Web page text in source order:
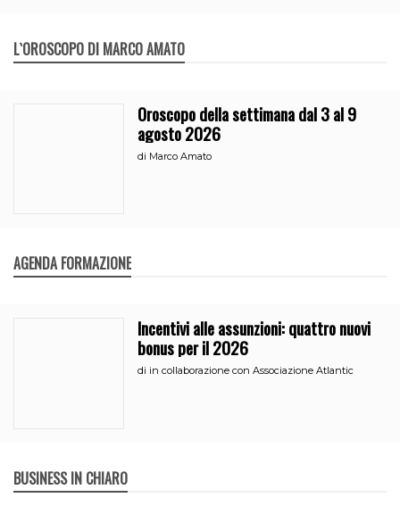
L`OROSCOPO DI MARCO AMATO
Oroscopo della settimana dal 3 al 9
agosto 2026
di Marco Amato
AGENDA FORMAZIONE
Incentivi alle assunzioni: quattro nuovi
bonus per il 2026
di in collaborazione con Associazione Atlantic
BUSINESS IN CHIARO